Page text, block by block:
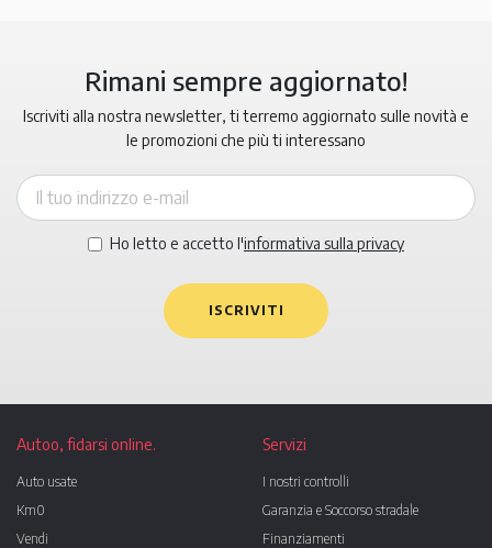
Rimani sempre aggiornato!
Iscriviti alla nostra newsletter, ti terremo aggiornato sulle novità e
le promozioni che più ti interessano
Ho letto e accetto l'informativa sulla privacy
ISCRIVITI
Autoo, fidarsi online.
Auto usate
Km0
Vendi
Servizi
I nostri controlli
Garanzia e Soccorso stradale
Finanziamenti